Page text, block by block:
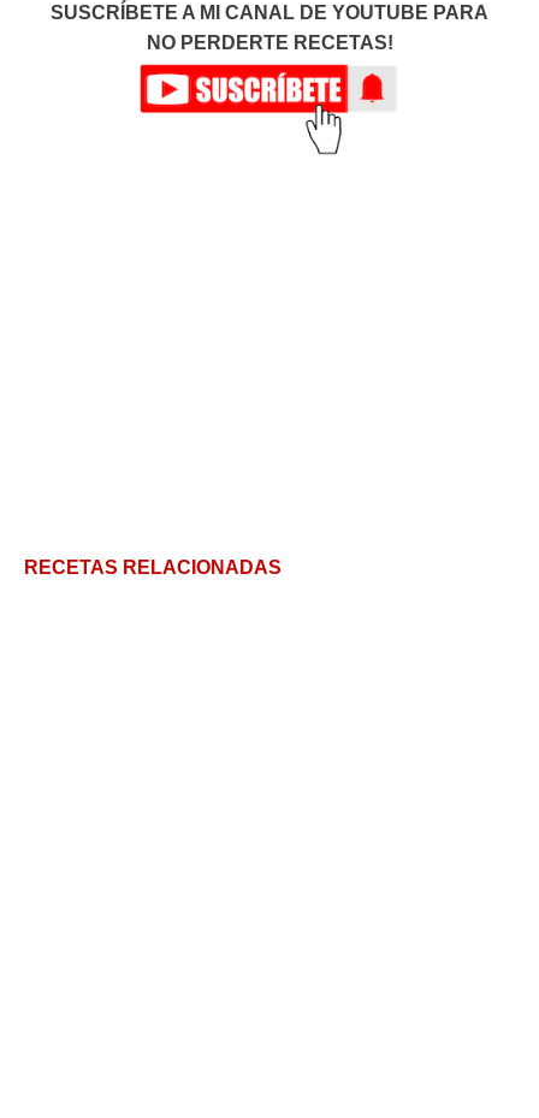
SUSCRÍBETE A MI CANAL DE YOUTUBE PARA
NO PERDERTE RECETAS!
RECETAS RELACIONADAS